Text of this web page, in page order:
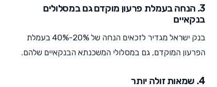
3. הנחה בעמלת פרעון מוקדם גם במסלולים
בנקאיים
בנק ישראל מגדיר לזכאים הנחה של 20%-40% בעמלת
הפרעון המוקדם, גם במסלולי המשכנתא הבנקאיים שלהם.
4. שמאות זולה יותר